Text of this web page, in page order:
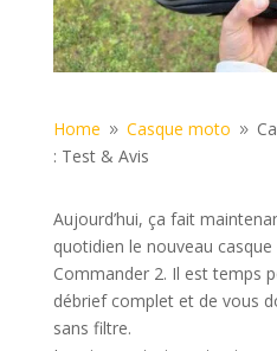
Home 9 Casque moto 9
: Test & Avis
Aujourd’hui, ça fait
quotidien le nouveau
Commander 2. Il est temps
débrief complet et de vous
sans filtre.